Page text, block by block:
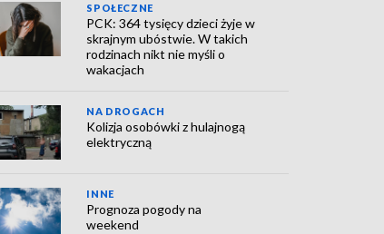
SPOŁECZNE
PCK: 364 tysięcy dzieci żyje w
skrajnym ubóstwie. W takich
rodzinach nikt nie myśli o
wakacjach
NA DROGACH
Kolizja osobówki z hulajnogą
elektryczną
INNE
Prognoza pogody na
weekend